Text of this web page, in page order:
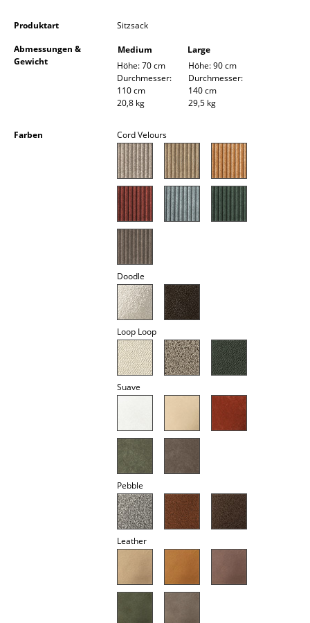
... alle Leuchten
Einzelbetten
Nachttische & Bettzubehör
Figuren & Miniaturen
Aufbewahrungsboxen
Produktart
Sitzsack
Abmessungen &
Gewicht
Medium
Large
Höhe: 70 cm
Durchmesser:
110 cm
20,8 kg
Höhe: 90 cm
Durchmesser:
140 cm
29,5 kg
Farben Cord Velours
Doodle
Loop Loop
Suave
Pebble
Leather